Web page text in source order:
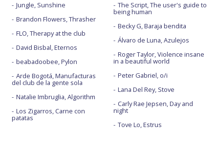
Jungle, Sunshine
Brandon Flowers, Thrasher
FLO, Therapy at the club
David Bisbal, Eternos
beabadoobee, Pylon
Arde Bogotá, Manufacturas
del club de la gente sola
Natalie Imbruglia, Algorithm
Los Zigarros, Carne con
patatas
The Script, The user's guide to
being human
Becky G, Baraja bendita
Álvaro de Luna, Azulejos
Roger Taylor, Violence insane
in a beautiful world
Peter Gabriel, o/i
Lana Del Rey, Stove
Carly Rae Jepsen, Day and
night
Tove Lo, Estrus